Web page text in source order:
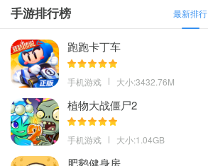
手游排行榜 最新排行
跑跑卡丁车
手机游戏 大小:3432.76M
植物大战僵尸2
手机游戏 大小:1.04GB
肥鹅健身房